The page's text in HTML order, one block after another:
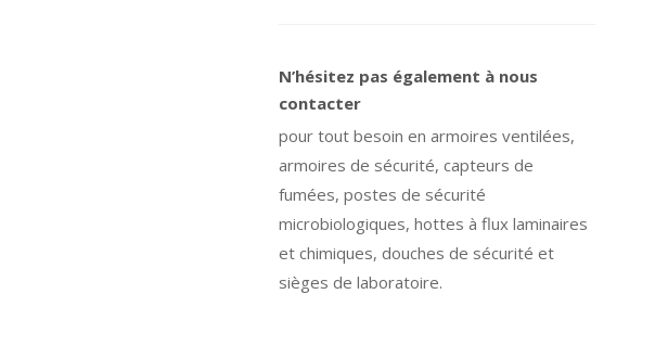
N’hésitez pas également à nous
contacter
pour tout besoin en armoires ventilées,
armoires de sécurité, capteurs de
fumées, postes de sécurité
microbiologiques, hottes à flux laminaires
et chimiques, douches de sécurité et
sièges de laboratoire.